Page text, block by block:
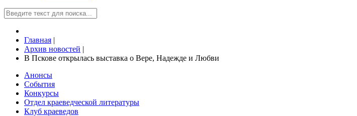
Главная |
Архив новостей |
В Пскове открылась выставка о Вере, Надежде и Любви
Анонсы
События
Конкурсы
Отдел краеведческой литературы
Клуб краеведов